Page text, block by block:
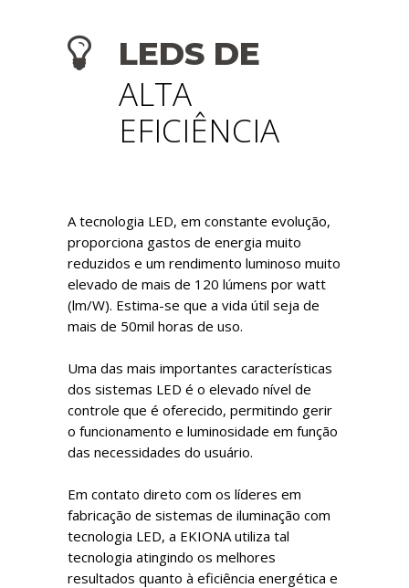
LEDS DE
ALTA
EFICIÊNCIA
A tecnologia LED, em constante evolução,
proporciona gastos de energia muito
reduzidos e um rendimento luminoso muito
elevado de mais de 120 lúmens por watt
(lm/W). Estima-se que a vida útil seja de
mais de 50mil horas de uso.
Uma das mais importantes características
dos sistemas LED é o elevado nível de
controle que é oferecido, permitindo gerir
o funcionamento e luminosidade em função
das necessidades do usuário.
Em contato direto com os líderes em
fabricação de sistemas de iluminação com
tecnologia LED, a EKIONA utiliza tal
tecnologia atingindo os melhores
resultados quanto à eficiência energética e